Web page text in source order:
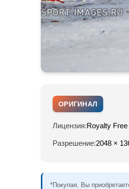
ОРИГИНАЛ
Лицензия:Royalty Free
Разрешение:2048 ×
*Покупая, Вы